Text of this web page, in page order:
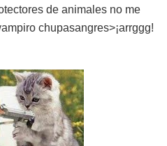
de animales no me
chupasangres>¡arrggg!